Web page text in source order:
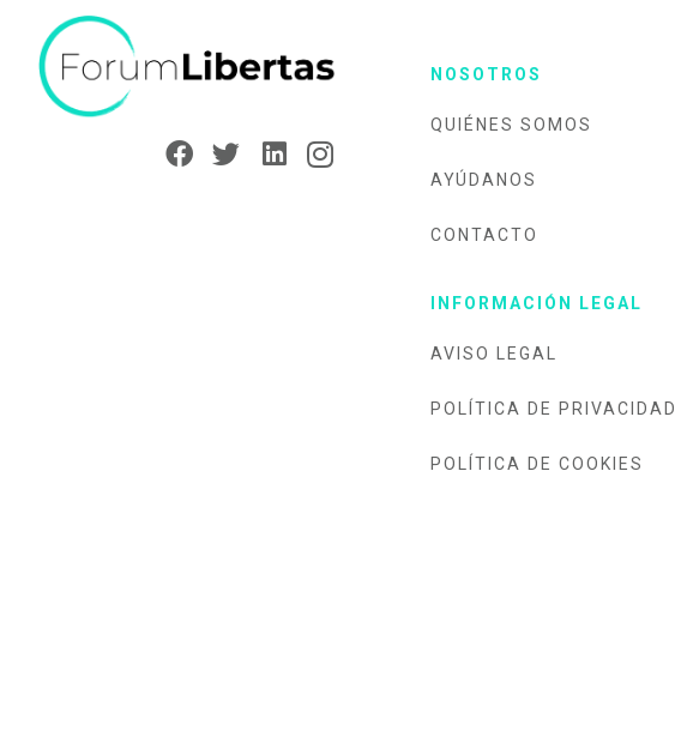
NOSOTROS
QUIÉNES SOMOS
AYÚDANOS
CONTACTO
INFORMACIÓN LEGAL
AVISO LEGAL
POLÍTICA DE PRIVACIDAD
POLÍTICA DE COOKIES